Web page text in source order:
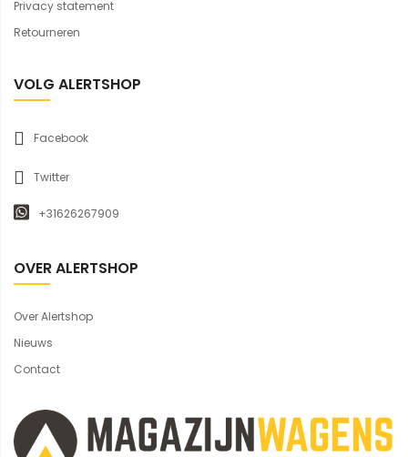
Privacy statement
Retourneren
VOLG ALERTSHOP
Facebook
Twitter
+31626267909
OVER ALERTSHOP
Over Alertshop
Nieuws
Contact